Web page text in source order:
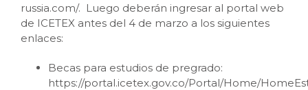
russia.com/. Luego deberán ingresar al portal web
de ICETEX antes del 4 de marzo a los siguientes
enlaces:
Becas para estudios de pregrado:
https://portal.icetex.gov.co/Portal/Home/